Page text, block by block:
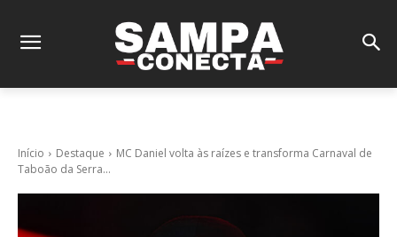
Início Destaque
MC Daniel volta às raízes e transforma Carnaval de
Taboão da Serra...